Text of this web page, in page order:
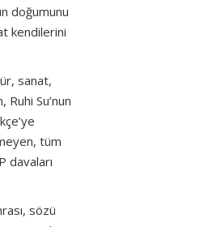
doğumunu
kendilerini
sanat,
Su’nun
tüm
davaları
sözü